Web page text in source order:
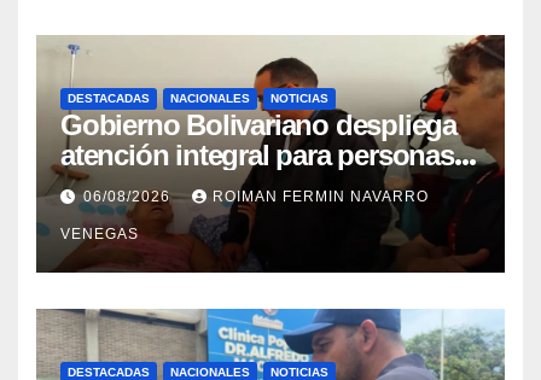
DESTACADAS NACIONALES NOTICIAS
Gobierno Bolivariano despliega
atención integral para personas
con discapacidad en
campamentos de La Guaira
06/08/2026 ROIMAN FERMIN NAVARRO
VENEGAS
DESTACADAS NACIONALES NOTICIAS